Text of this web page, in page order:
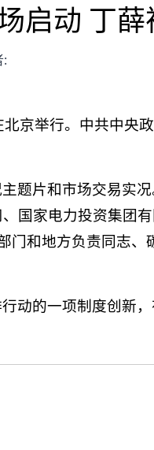
启动 丁
:
京举行。中共中央
题片和市场交易实
国家电力投资集团
和地方负责同志、
动的一项制度创新